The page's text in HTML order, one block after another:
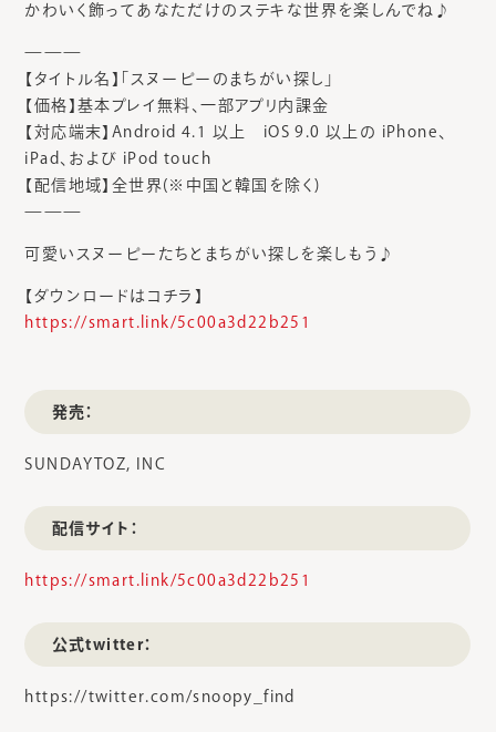
かわいく飾ってあなただけのステキな世界を楽しんでね♪
———
【タイトル名】「スヌーピーのまちがい探し」
【価格】基本プレイ無料、一部アプリ内課金
【対応端末】Android 4.1 以上 iOS 9.0 以上の iPhone、
iPad、および iPod touch
【配信地域】全世界(※中国と韓国を除く)
———
可愛いスヌーピーたちとまちがい探しを楽しもう♪
【ダウンロードはコチラ】
https://smart.link/5c00a3d22b251
発売：
SUNDAYTOZ, INC
配信サイト：
https://smart.link/5c00a3d22b251
公式twitter：
https://twitter.com/snoopy_find